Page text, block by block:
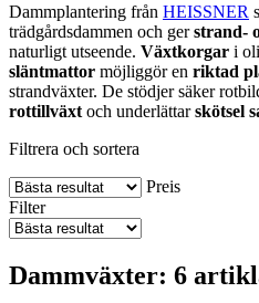
Dammplantering från HEISSNER
trädgårdsdammen och gerstrand-
naturligt utseende. Växtkorgar i
släntmattor möjliggör en riktad
strandväxter. De stödjer säker
rottillväxt och underlättarskötsel
Filtrera och sortera
Preis
Filter
Dammväxter: 6